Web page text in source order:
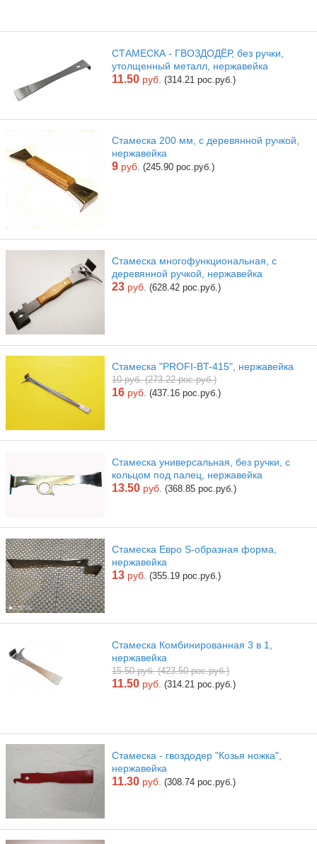
СТАМЕСКА - ГВОЗДОДЁР, без ручки,
утолщенный металл, нержавейка
11.50 руб. (314.21 рос.руб.)
Стамеска 200 мм, с деревянной ручкой,
нержавейка
9 руб. (245.90 рос.руб.)
Стамеска многофункциональная, с
деревянной ручкой, нержавейка
23 руб. (628.42 рос.руб.)
Стамеска "PROFI-BT-415", нержавейка
10 руб. (273.22 рос.руб.)
16 руб. (437.16 рос.руб.)
Стамеска универсальная, без ручки, с
кольцом под палец, нержавейка
13.50 руб. (368.85 рос.руб.)
Стамеска Евро S-образная форма,
нержавейка
13 руб. (355.19 рос.руб.)
Стамеска Комбинированная 3 в 1,
нержавейка
15.50 руб. (423.50 рос.руб.)
11.50 руб. (314.21 рос.руб.)
Стамеска - гвоздодер "Козья ножка",
нержавейка
11.30 руб. (308.74 рос.руб.)